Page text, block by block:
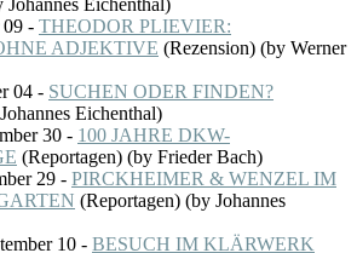
09 - THEODOR PLIEVIER:
ADJEKTIVE (Rezension) (by Werner
04 - SUCHEN ODER FINDEN?
Eichenthal)
30 - 100 JAHRE DKW-
(Reportagen) (by Frieder Bach)
29 - PIRCKHEIMER & WENZEL IM
(Reportagen) (by Johannes
10 - BESUCH IM KLÄRWERK